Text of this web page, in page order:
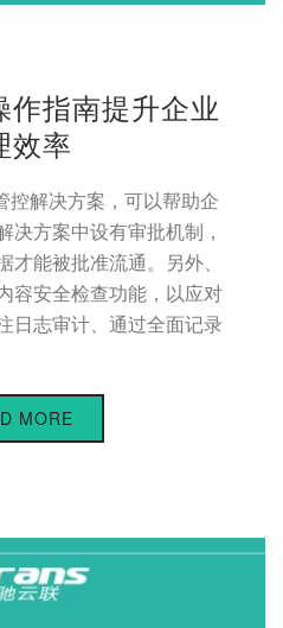
指南提升企业
效率
控解决方案，可以帮助企
决方案中设有审批机制，
能被批准流通。另外、
容安全检查功能，以应对
日志审计、通过全面记录
MORE